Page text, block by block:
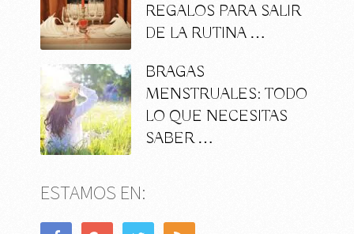
REGALOS PARA SALIR
DE LA RUTINA …
BRAGAS
MENSTRUALES: TODO
LO QUE NECESITAS
SABER …
ESTAMOS EN: